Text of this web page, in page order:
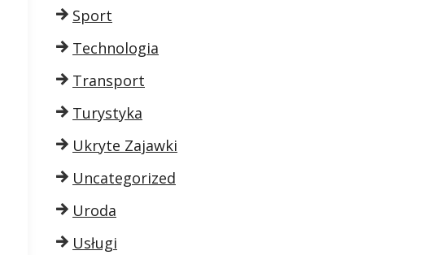
Sport
Technologia
Transport
Turystyka
Ukryte Zajawki
Uncategorized
Uroda
Usługi